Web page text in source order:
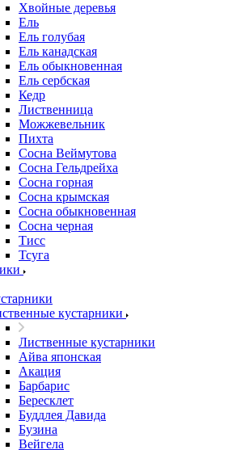
Хвойные деревья
Ель
Ель голубая
Ель канадская
Ель обыкновенная
Ель сербская
Кедр
Лиственница
Можжевельник
Пихта
Сосна Веймутова
Сосна Гельдрейха
Сосна горная
Сосна крымская
Сосна обыкновенная
Сосна черная
Тисс
Тсуга
кустарники
Лиственные кустарники
Айва японская
Акация
Барбарис
Бересклет
Буддлея Давида
Бузина
Вейгела